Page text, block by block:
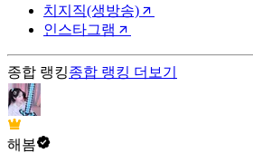
치지직(생방송)
인스타그램
종합 랭킹종합 랭킹 더보기
해봄